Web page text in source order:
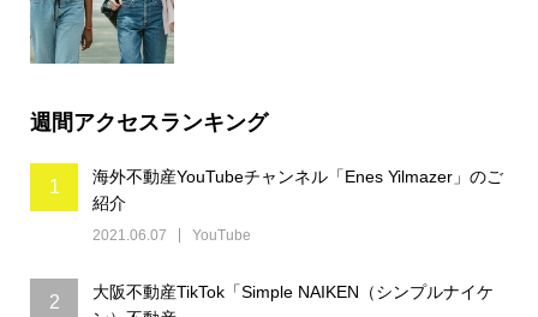
週間アクセスランキング
1
海外不動産YouTubeチャンネル「Enes Yilmazer」のご
紹介
2021.06.07 YouTube
2
大阪不動産TikTok「Simple NAIKEN（シンプルナイケ